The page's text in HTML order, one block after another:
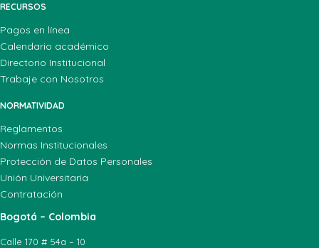
RECURSOS
Pagos en línea
Calendario académico
Directorio Institucional
Trabaje con Nosotros
NORMATIVIDAD
Reglamentos
Normas Institucionales
Protección de Datos Personales
Unión Universitaria
Contratación
Bogotá – Colombia
Calle 170 # 54a – 10